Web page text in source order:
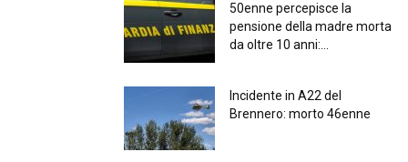
50enne percepisce la
pensione della madre morta
da oltre 10 anni:...
Incidente in A22 del
Brennero: morto 46enne